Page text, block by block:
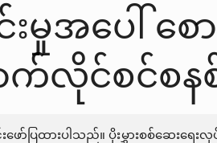
အပေါ် စေ
က်လိုင်စင်စန
ထားပါသည်။ ပိုးမွှားစစ်ဆေးရေးလုပ်င